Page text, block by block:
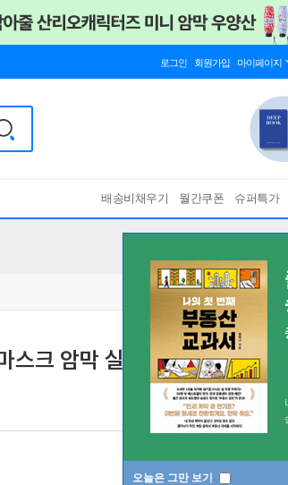
로그인 회원가입 마이페이지
배송비채우기 월간쿠폰 슈퍼특가
오늘은 그만 보기
크 암막 실크 수면안대 여행세